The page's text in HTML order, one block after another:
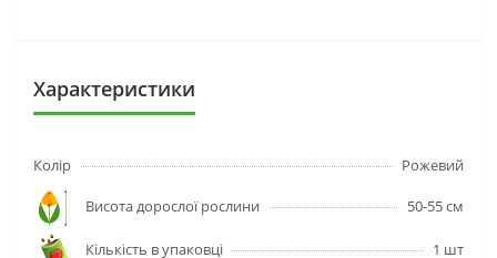
Характеристики
Колір Рожевий
Висота дорослої рослини 50-55 см
Кількість в упаковці 1 шт